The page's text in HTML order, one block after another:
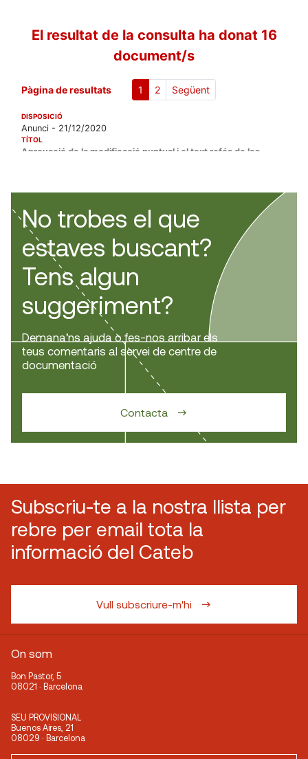
No trobes el que
estaves buscant?
Tens algun
suggeriment?
Demana’ns ajuda o fes-nos arribar els
teus comentaris al servei de centre de
documentació
Contacta
Subscriu-te a la nostra llista per
rebre per email tota la
informació del Cateb
Vull subscriure-m'hi
On som
Bon Pastor, 5
08021 · Barcelona
SEU PROVISIONAL
Buenos Aires, 21
08029 · Barcelona